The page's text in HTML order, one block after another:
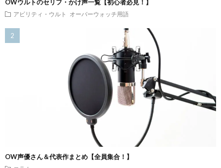
OWウルトのセリフ・かけ声一覧【初心者必見！】
アビリティ・ウルト オーバーウォッチ用語
OW声優さん＆代表作まとめ【全員集合！】